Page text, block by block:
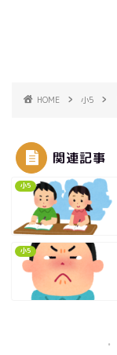
HOME 小5
関連記事
小5
小5